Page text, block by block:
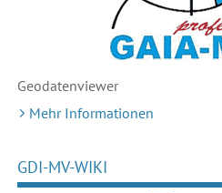
Geodatenviewer
Mehr Informationen
GDI-MV-WIKI